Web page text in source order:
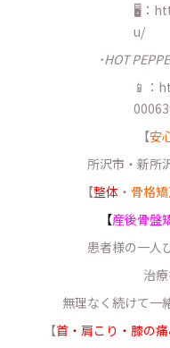
🖥：
u/
･HOT
📱：
【安
所沢市・新所
【整体 ・ 骨格
【産後骨盤
患者様の一人
治
無理なく続けて一
【首・肩こり・膝の